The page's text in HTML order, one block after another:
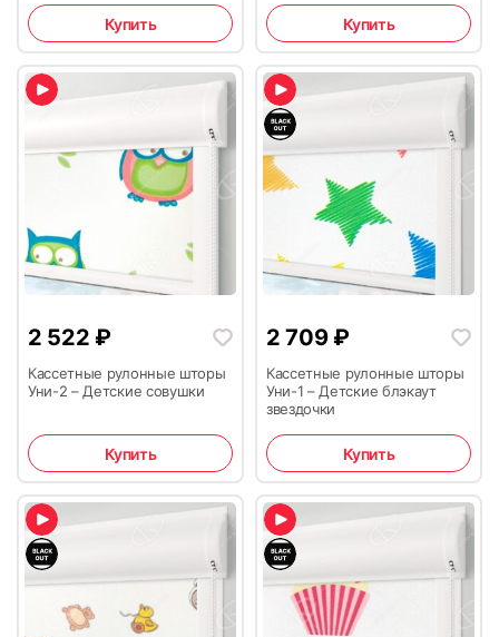
Купить Купить
2 522 ₽
Кассетные рулонные шторы
Уни-2 – Детские совушки
Купить
2 709 ₽
Кассетные рулонные шторы
Уни-1 – Детские блэкаут
звездочки
Купить